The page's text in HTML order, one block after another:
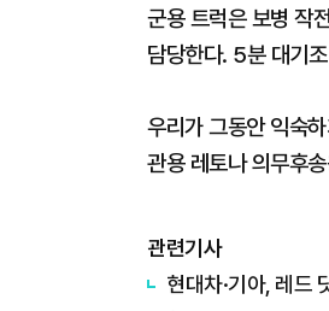
군용 트럭은 보병 작
담당한다. 5분 대기
우리가 그동안 익숙
관용 레토나 의무후
관련기사
현대차·기아, 레드